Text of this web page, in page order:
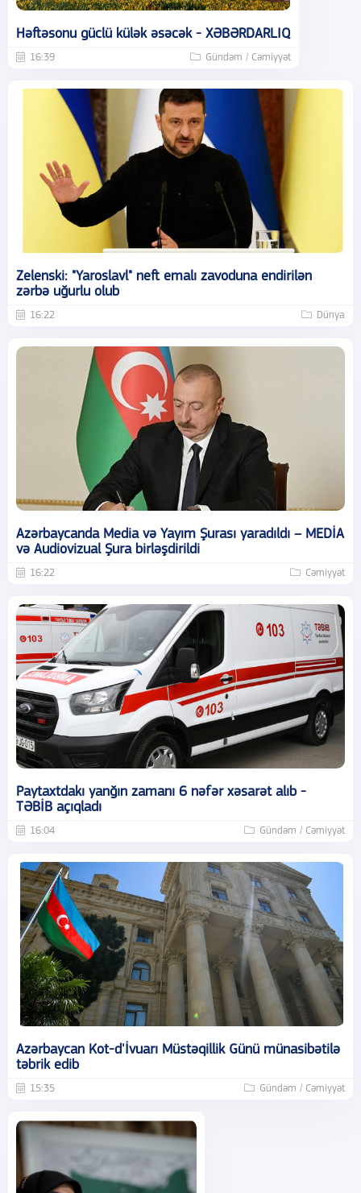
Həftəsonu güclü külək əsəcək - XƏBƏRDARLIQ
16:39 Gündəm / Cəmiyyət
Zelenski: "Yaroslavl" neft emalı zavoduna endirilən
zərbə uğurlu olub
16:22 Dünya
Azərbaycanda Media və Yayım Şurası yaradıldı – MEDİA
və Audiovizual Şura birləşdirildi
16:22 Cəmiyyət
Paytaxtdakı yanğın zamanı 6 nəfər xəsarət alıb -
TƏBİB açıqladı
16:04 Gündəm / Cəmiyyət
Azərbaycan Kot-d'İvuarı Müstəqillik Günü münasibətilə
təbrik edib
15:35 Gündəm / Cəmiyyət